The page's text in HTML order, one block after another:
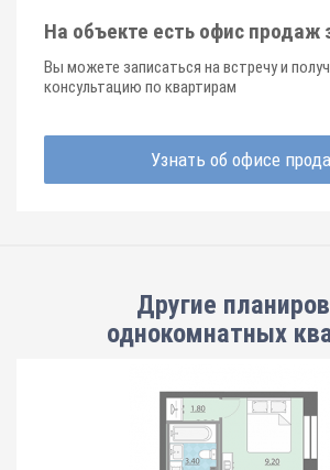
На объекте есть офис продаж
Вы можете записаться на встречу и
консультацию по квартирам
Узнать об офисе
Другие
однокомнатных